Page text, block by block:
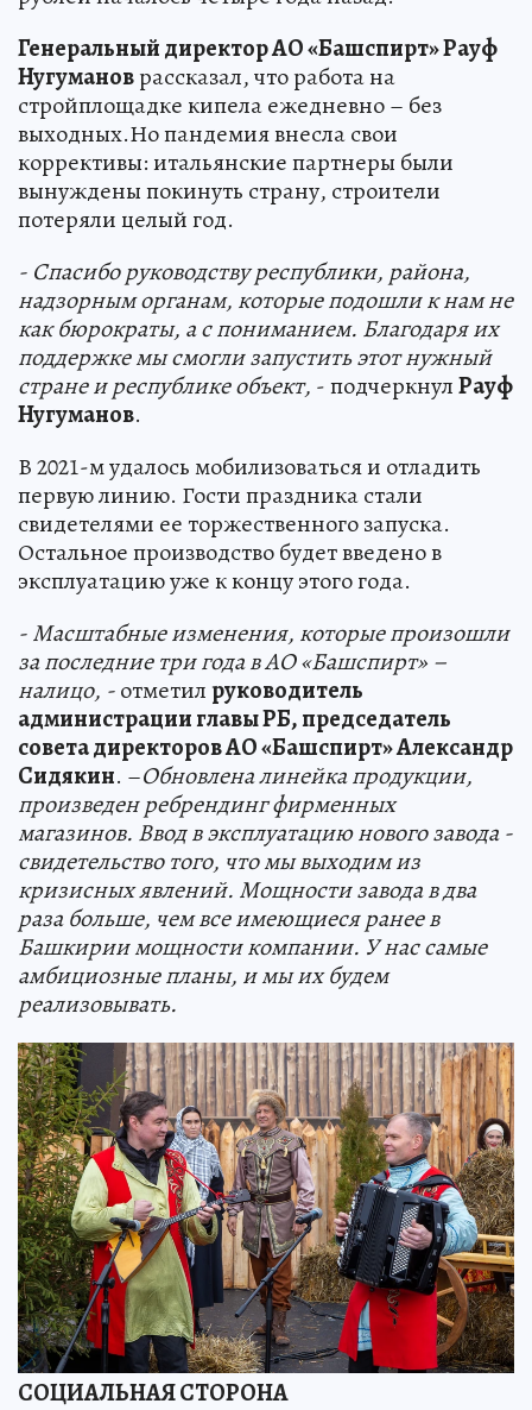
Генеральный директор АО «Башспирт» Рауф
Нугумановрассказал, что работа на
стройплощадке кипела ежедневно – без
выходных.Но пандемия внесла свои
коррективы: итальянские партнеры были
вынуждены покинуть страну, строители
потеряли целый год.
- Спасибо руководству республики, района,
надзорным органам, которые подошли к нам не
как бюрократы, а с пониманием. Благодаря их
поддержке мы смогли запустить этот нужный
стране и республике объект, - подчеркнулРауф
Нугуманов.
В 2021-м удалось мобилизоваться и отладить
первую линию. Гости праздника стали
свидетелями ее торжественного запуска.
Остальное производство будет введено в
эксплуатацию уже к концу этого года.
- Масштабные изменения, которые произошли
за последние три года в АО «Башспирт» –
налицо, -отметилруководитель
администрации главы РБ, председатель
совета директоров АО «Башспирт» Александр
Сидякин. –Обновлена линейка продукции,
произведен ребрендинг фирменных
магазинов. Ввод в эксплуатацию нового завода -
свидетельство того, что мы выходим из
кризисных явлений. Мощности завода в два
раза больше, чем все имеющиеся ранее в
Башкирии мощности компании. У нас самые
амбициозные планы, и мы их будем
реализовывать.
СОЦИАЛЬНАЯ СТОРОНА